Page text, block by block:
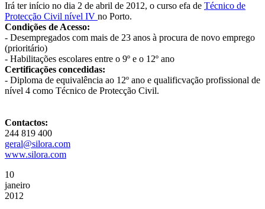
Irá ter início no dia 2 de abril de 2012, o curso efa de Técnico de
Protecção Civil nível IV no Porto.
Condições de Acesso:
- Desempregados com mais de 23 anos à procura de novo emprego
(prioritário)
- Habilitações escolares entre o 9º e o 12º ano
Certificações concedidas:
- Diploma de equivalência ao 12º ano e qualificvação profissional de
nível 4 como Técnico de Protecção Civil.
Contactos:
244 819 400
geral@silora.com
www.silora.com
10
janeiro
2012